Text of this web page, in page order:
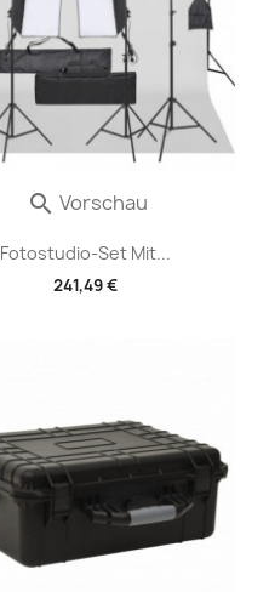
Fotostudio-Set Mit...
241,49 €
 Vorschau